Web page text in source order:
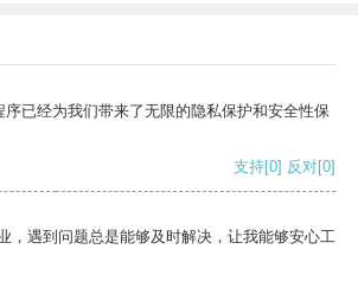
已经为我们带来了无限的隐私保护和安全性保
支持[0] 反对[0]
，遇到问题总是能够及时解决，让我能够安心工